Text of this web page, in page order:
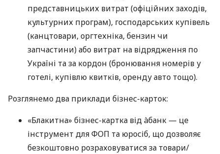
представницьких витрат (офіційних заходів,
культурних програм), господарських купівель
(канцтовари, оргтехніка, бензин чи
запчастини) або витрат на відрядження по
Україні та за кордон (бронювання номерів у
готелі, купівлю квитків, оренду авто тощо).
Розглянемо два приклади бізнес-карток:
«Блакитна» бізнес-картка від àбанк — це
інструмент для ФОП та юросіб, що дозволяє
безкоштовно розраховуватися за товари/